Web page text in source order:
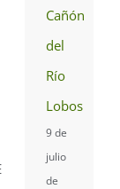
Cañón
del
Río
Lobos
9 de
julio
de